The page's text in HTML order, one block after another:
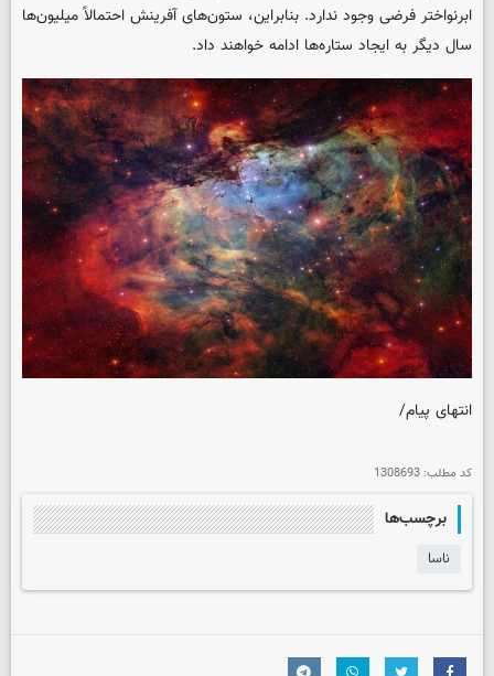
ابرنواختر فرضی وجود ندارد. بنابراین، ستون‌های آفرینش احتمالاً میلیون‌ها
سال دیگر به ایجاد ستاره‌ها ادامه خواهند داد.
انتهای پیام/
کد مطلب: 1308693
برچسب‌ها
ناسا